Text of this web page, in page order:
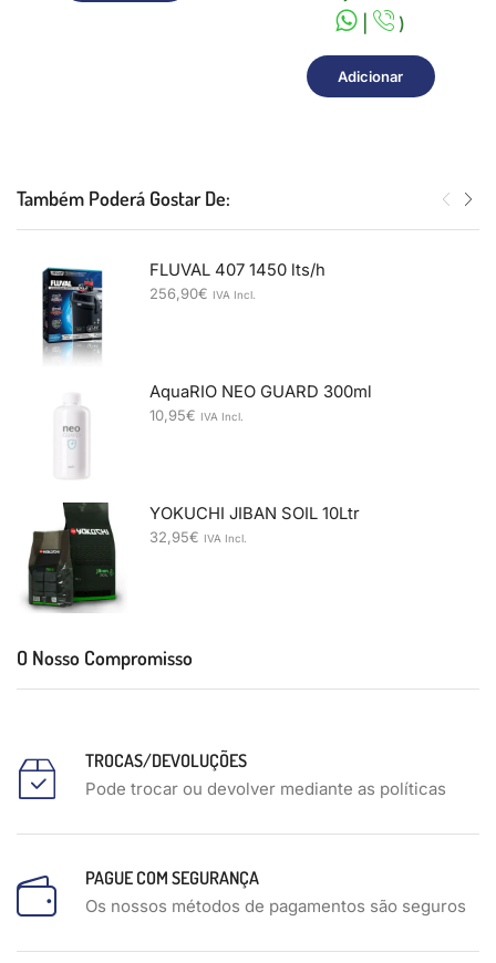
|
)
Adicionar
Também Poderá Gostar De:
FLUVAL 407 1450 lts/h
256,90€ IVA Incl.
AquaRIO NEO GUARD 300ml
10,95€ IVA Incl.
YOKUCHI JIBAN SOIL 10Ltr
32,95€ IVA Incl.
O Nosso Compromisso
TROCAS/DEVOLUÇÕES
Pode trocar ou devolver mediante as políticas
PAGUE COM SEGURANÇA
Os nossos métodos de pagamentos são seguros